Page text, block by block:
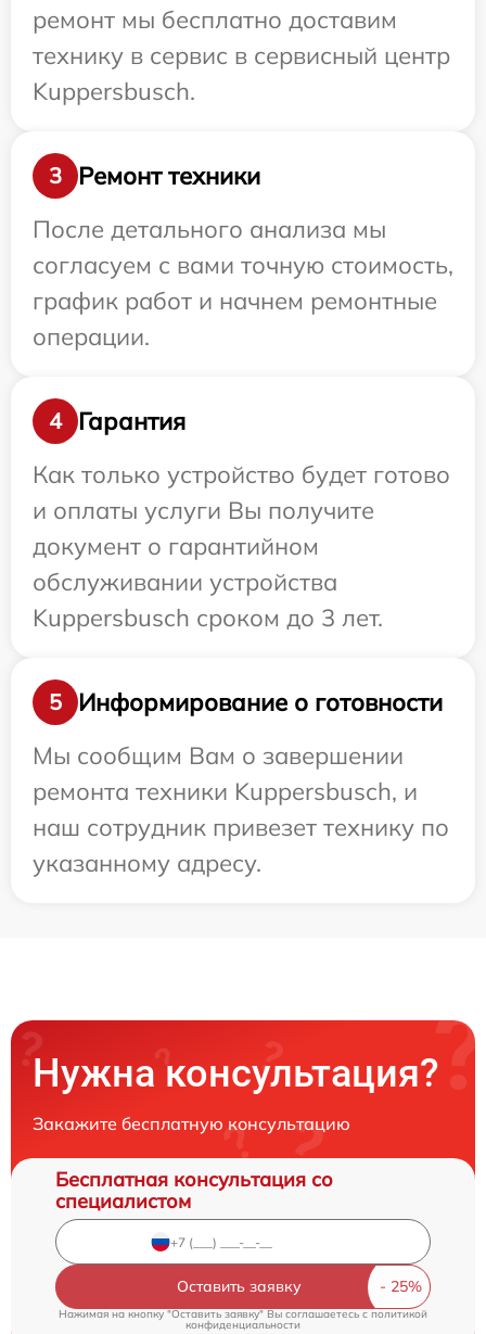
ремонт мы бесплатно доставим
технику в сервис в сервисный центр
Kuppersbusch.
3
Ремонт техники
После детального анализа мы
согласуем с вами точную стоимость,
график работ и начнем ремонтные
операции.
4
Гарантия
Как только устройство будет готово
и оплаты услуги Вы получите
документ о гарантийном
обслуживании устройства
Kuppersbusch сроком до 3 лет.
5
Информирование о готовности
Мы сообщим Вам о завершении
ремонта техники Kuppersbusch, и
наш сотрудник привезет технику по
указанному адресу.
Нужна консультация?
Закажите бесплатную консультацию
Бесплатная консультация со
специалистом
Оставить заявку
Нажимая на кнопку "Оставить заявку" Вы соглашаетесь c политикой
конфиденциальности